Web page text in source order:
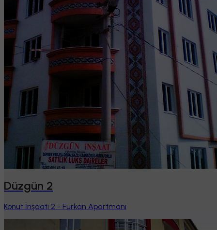
Düzgün 2
Konut İnşaatı 2 - Furkan Apartmanı